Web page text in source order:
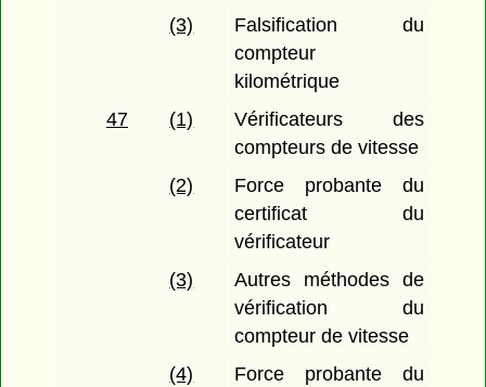
(3)
Falsification du
compteur
kilométrique
47
(1)
Vérificateurs des
compteurs de vitesse
(2)
Force probante du
certificat du
vérificateur
(3)
Autres méthodes de
vérification du
compteur de vitesse
(4)
Force probante du